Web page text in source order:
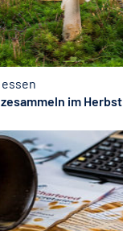
im Herbst